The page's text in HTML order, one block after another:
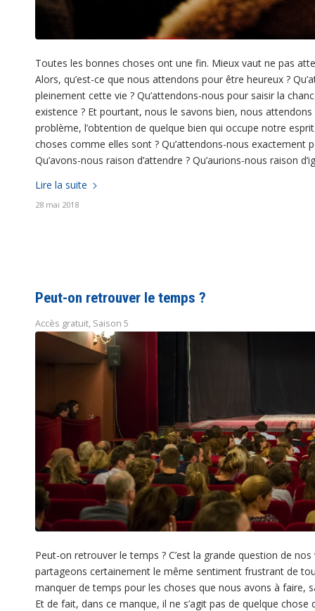
Toutes les bonnes choses ont une fin. Mieux vaut ne pas
Alors, qu’est-ce que nous attendons pour être heureux ?
pleinement cette vie ? Qu’attendons-nous pour saisir la
existence ? Et pourtant, nous le savons bien, nous
problème, l’obtention de quelque bien qui occupe notre
choses comme elles sont ? Qu’attendons-nous
Qu’avons-nous raison d’attendre ? Qu’aurions-nous raison
Lire la suite
28 mai 2018
Peut-on retrouver le temps ?
Accès gratuit, Saison 5
Peut-on retrouver le temps ? C’est la grande question de
partageons certainement le même sentiment frustrant de
manquer de temps pour les choses que nous avons à faire,
Et de fait, dans ce manque, il ne s’agit pas de quelque